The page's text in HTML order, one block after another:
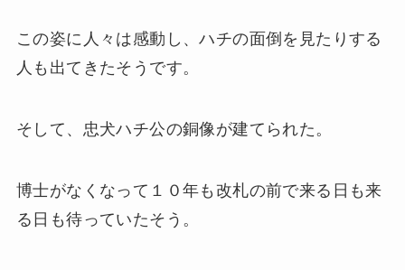
この姿に人々は感動し、ハチの面倒を見たりする
人も出てきたそうです。
そして、忠犬ハチ公の銅像が建てられた。
博士がなくなって１０年も改札の前で来る日も来
る日も待っていたそう。